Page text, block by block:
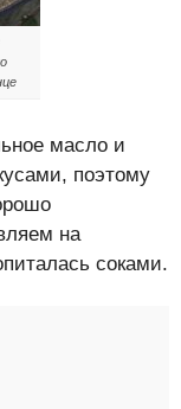
масло и
поэтому
на
соками.